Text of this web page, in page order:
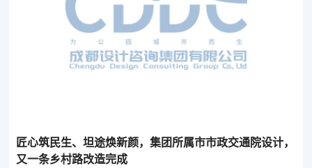
匠心筑民生、坦途焕新颜，集团所属市市政交通院设计，
又一条乡村路改造完成